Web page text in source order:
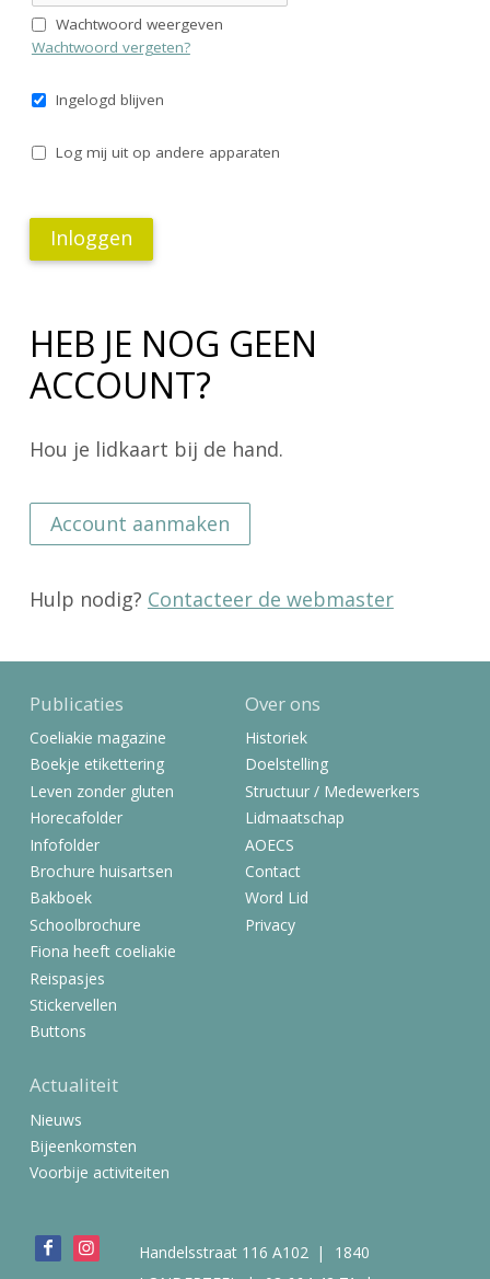
Wachtwoord weergeven
Wachtwoord vergeten?
Ingelogd blijven
Log mij uit op andere apparaten
Inloggen
HEB JE NOG GEEN
ACCOUNT?
Hou je lidkaart bij de hand.
Account aanmaken
Hulp nodig? Contacteer de webmaster
Publicaties
Coeliakie magazine
Boekje etikettering
Leven zonder gluten
Horecafolder
Infofolder
Brochure huisartsen
Bakboek
Schoolbrochure
Fiona heeft coeliakie
Reispasjes
Stickervellen
Buttons
Over ons
Historiek
Doelstelling
Structuur / Medewerkers
Lidmaatschap
AOECS
Contact
Word Lid
Privacy
Actualiteit
Nieuws
Bijeenkomsten
Voorbije activiteiten
Bezoek
Handelsstraat 116 A102
1840